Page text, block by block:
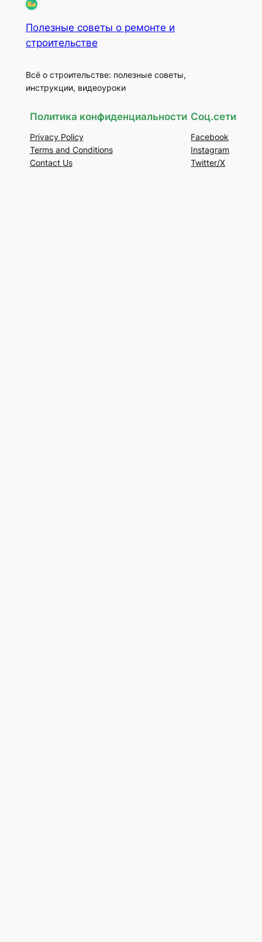
Полезные советы о ремонте и
строительстве
Всё о строительстве: полезные советы,
инструкции, видеоуроки
Политика конфиденциальности
Privacy Policy
Terms and Conditions
Contact Us
Соц.сети
Facebook
Instagram
Twitter/X